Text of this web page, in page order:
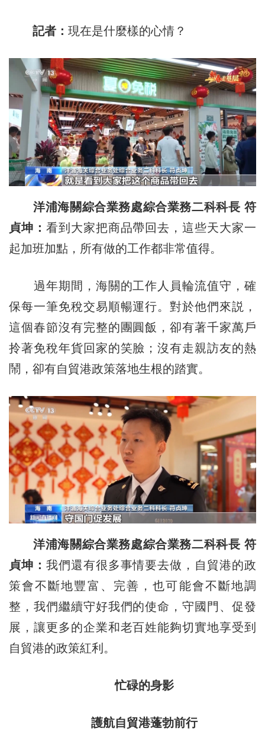
記者： 現在是什麼樣的心情？
洋浦海關綜合業務處綜合業務二科科長 符
貞坤： 看到大家把商品帶回去，這些天大家一
起加班加點，所有做的工作都非常值得。
過年期間，海關的工作人員輪流值守，確
保每一筆免稅交易順暢運行。對於他們來説，
這個春節沒有完整的團圓飯，卻有著千家萬戶
拎著免稅年貨回家的笑臉；沒有走親訪友的熱
鬧，卻有自貿港政策落地生根的踏實。
洋浦海關綜合業務處綜合業務二科科長 符
貞坤： 我們還有很多事情要去做，自貿港的政
策會不斷地豐富、完善，也可能會不斷地調
整，我們繼續守好我們的使命，守國門、促發
展，讓更多的企業和老百姓能夠切實地享受到
自貿港的政策紅利。
忙碌的身影
護航自貿港蓬勃前行